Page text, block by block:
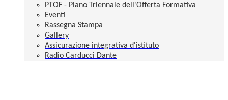
PTOF - Piano Triennale dell'Offerta Formativa
Eventi
Rassegna Stampa
Gallery
Assicurazione integrativa d'istituto
Radio Carducci Dante